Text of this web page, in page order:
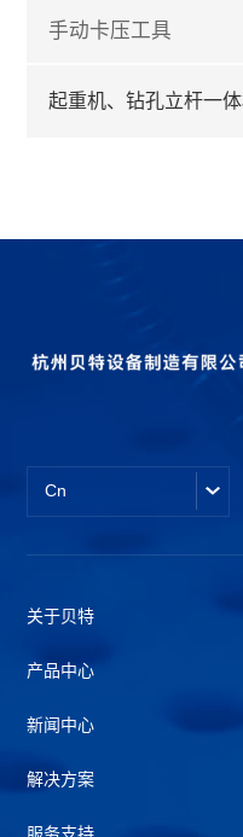
手动卡压工具
起重机、钻孔立杆一
Cn
关于贝特
产品中心
新闻中心
解决方案
服务支持